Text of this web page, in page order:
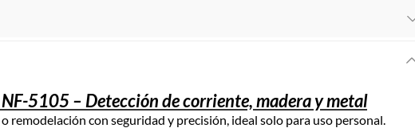
cuáles son:
y otros vendedores tienen:
5105 – Detección de corriente, madera y metal
remodelación con seguridad y precisión, ideal solo para uso personal.